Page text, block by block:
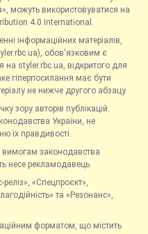
можуть використовуватися на
4.0 International.
інформаційних матеріалів,
обов'язковим є
на styler.rbc.ua, відкритого для
гіперпосилання має бути
не нижче другого абзацу.
зору авторів публікацій.
України, не
їх правдивості.
вимогам законодавства
несе рекламодавець.
«Спецпроєкт»,
та «Резонанс»,
форматом, що містить